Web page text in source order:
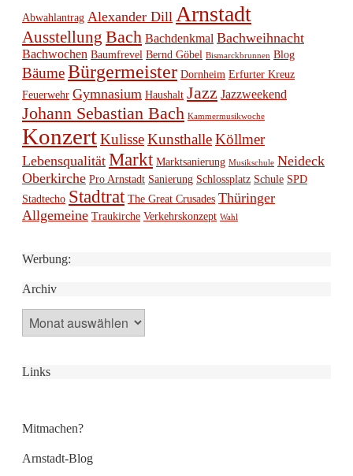
Abwahlantrag Alexander Dill Arnstadt
Ausstellung Bach Bachdenkmal Bachweihnacht
Bachwochen Baumfrevel Bernd Göbel Bismarckbrunnen Blog
BäumeBürgermeister Dornheim Erfurter Kreuz
Feuerwehr Gymnasium Haushalt Jazz Jazzweekend
Johann Sebastian Bach Kammermusikwoche
KonzertKulisseKunsthalleKöllmer
Lebensqualität Markt Marktsanierung Musikschule Neideck
Oberkirche Pro Arnstadt Sanierung Schlossplatz Schule SPD
Stadtecho Stadtrat The Great Crusades Thüringer
Allgemeine Traukirche Verkehrskonzept Wahl
Werbung:
Archiv
Archiv
Links
Mitmachen?
Arnstadt-Blog